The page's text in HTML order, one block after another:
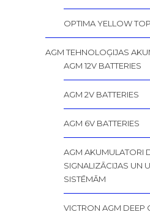
OPTIMA YELLOW TOP
AGM TEHNOLOĢIJAS
AGM 12V BATTERIES
AGM 2V BATTERIES
AGM 6V BATTERIES
AGM AKUMULATORI
SIGNALIZĀCIJAS UN
SISTĒMĀM
VICTRON AGM DEEP